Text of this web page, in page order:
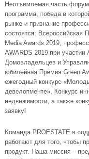
Неотъемлемая часть
программа, победа в
рынке и признание
состоятся: Всероссийская
Media Awards 2019,
AWARDS 2019 при участии
Домовладельцев и
юбилейная Премия Green
ежегодный конкурс
девелопменте», Конкурс
недвижимости, а также
заявку!
Команда PROESTATE в
работают для того, чтобы
продукт. Наша миссия –